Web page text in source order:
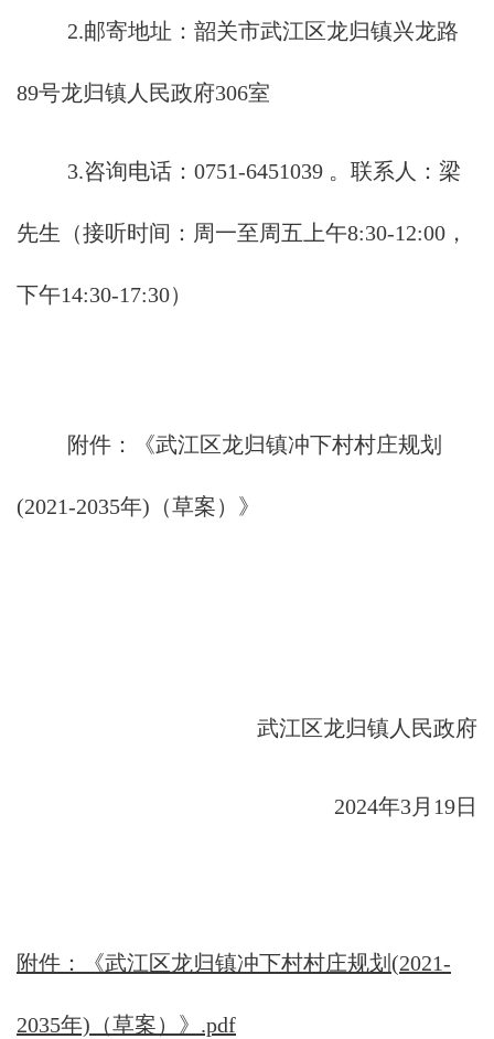
2.邮寄地址：韶关市武江区龙归镇兴龙路
89号龙归镇人民政府306室
3.咨询电话：0751-6451039 。联系人：梁
先生（接听时间：周一至周五上午8:30-12:00，
下午14:30-17:30）
附件：《武江区龙归镇冲下村村庄规划
(2021-2035年)（草案）》
武江区龙归镇人民政府
2024年3月19日
附件：《武江区龙归镇冲下村村庄规划(2021-
2035年)（草案）》.pdf